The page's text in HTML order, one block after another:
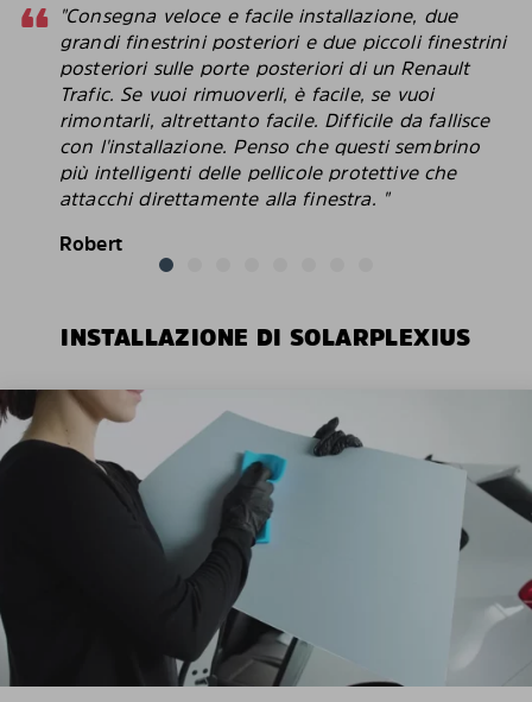
"Consegna veloce e facile installazione, due
grandi finestrini posteriori e due piccoli finestrini
posteriori sulle porte posteriori di un Renault
Trafic. Se vuoi rimuoverli, è facile, se vuoi
rimontarli, altrettanto facile. Difficile da fallisce
con l'installazione. Penso che questi sembrino
più intelligenti delle pellicole protettive che
attacchi direttamente alla finestra. "
Robert
INSTALLAZIONE DI SOLARPLEXIUS